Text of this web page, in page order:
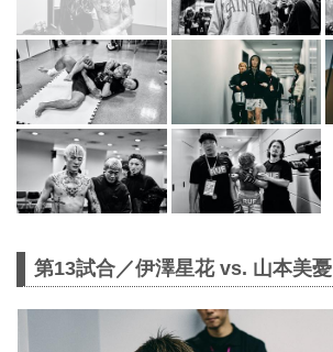
第13試合／伊澤星花 vs. 山本美憂